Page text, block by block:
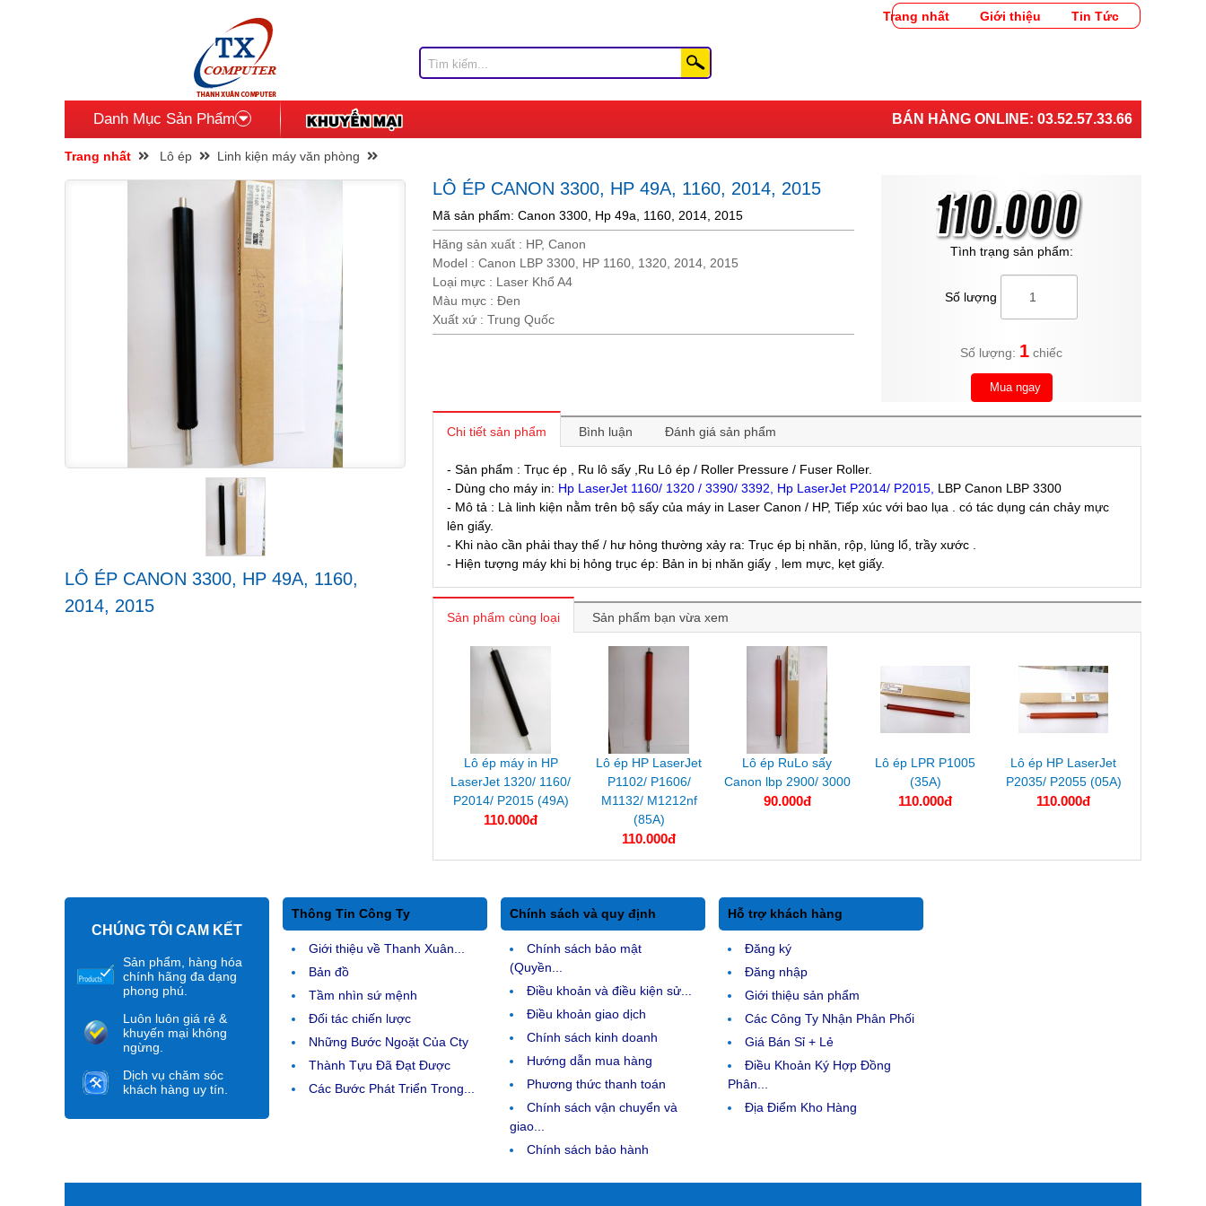
Trang nhất Giới thiệu Tin Tức
Danh Mục Sản Phẩm BÁN HÀNG ONLINE: 03.52.57.33.66
Trang nhất Lô ép Linh kiện máy văn phòng
LÔ ÉP CANON 3300, HP 49A, 1160,
2014, 2015
LÔ ÉP CANON 3300, HP 49A, 1160, 2014, 2015
Mã sản phẩm: Canon 3300, Hp 49a, 1160, 2014, 2015
Hãng sản xuất : HP, Canon
Model : Canon LBP 3300, HP 1160, 1320, 2014, 2015
Loại mực : Laser Khổ A4
Màu mực : Đen
Xuất xứ : Trung Quốc
Tình trạng sản phẩm:
Số lượng
Số lượng: 1 chiếc
Mua ngay
Chi tiết sản phẩm Bình luận Đánh giá sản phẩm
- Sản phẩm : Trục ép , Ru lô sấy ,Ru Lô ép / Roller Pressure / Fuser Roller.
- Dùng cho máy in: Hp LaserJet 1160/ 1320 / 3390/ 3392, Hp LaserJet P2014/ P2015, LBP Canon LBP 3300
- Mô tả : Là linh kiện nằm trên bộ sấy của máy in Laser Canon / HP, Tiếp xúc với bao lụa . có tác dụng cán chảy mực
lên giấy.
- Khi nào cần phải thay thế / hư hỏng thường xảy ra: Trục ép bị nhăn, rộp, lủng lổ, trầy xước .
- Hiện tượng máy khi bị hỏng trục ép: Bản in bị nhăn giấy , lem mực, kẹt giấy.
Sản phẩm cùng loại Sản phẩm bạn vừa xem
Lô ép máy in HP
LaserJet 1320/ 1160/
P2014/ P2015 (49A)
110.000đ
Lô ép HP LaserJet
P1102/ P1606/
M1132/ M1212nf
(85A)
110.000đ
Lô ép RuLo sấy
Canon lbp 2900/ 3000
90.000đ
Lô ép LPR P1005
(35A)
110.000đ
Lô ép HP LaserJet
P2035/ P2055 (05A)
110.000đ
CHÚNG TÔI CAM KẾT
Sản phẩm, hàng hóa
chính hãng đa dạng
phong phú.
Luôn luôn giá rẻ &
khuyến mại không
ngừng.
Dịch vụ chăm sóc
khách hàng uy tín.
Thông Tin Công Ty
Giới thiệu về Thanh Xuân...
Bản đồ
Tầm nhìn sứ mệnh
Đối tác chiến lược
Những Bước Ngoặt Của Cty
Thành Tựu Đã Đạt Được
Các Bước Phát Triển Trong...
Chính sách và quy định
Chính sách bảo mật
(Quyền...
Điều khoản và điều kiện sử...
Điều khoản giao dịch
Chính sách kinh doanh
Hướng dẫn mua hàng
Phương thức thanh toán
Chính sách vận chuyển và
giao...
Chính sách bảo hành
Hỗ trợ khách hàng
Đăng ký
Đăng nhập
Giới thiệu sản phẩm
Các Công Ty Nhận Phân Phối
Giá Bán Sỉ + Lẻ
Điều Khoản Ký Hợp Đồng
Phân...
Địa Điểm Kho Hàng